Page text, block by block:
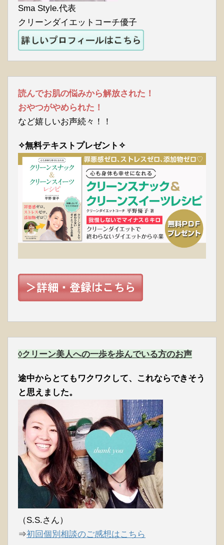
Sma Style.代表
クリーンダイエットコーチ優子
読んでお肌の悩みから解放された！
おやつがやめられた！
など嬉しいお声続々！！
✧無料テキストプレゼント✧
◊クリーン美人への一歩を歩んでいる方のお声
途中からとてもワクワクして、これならできそう
と思えました。
（S.S.さん）
⇒初回個別相談のご感想はこちら